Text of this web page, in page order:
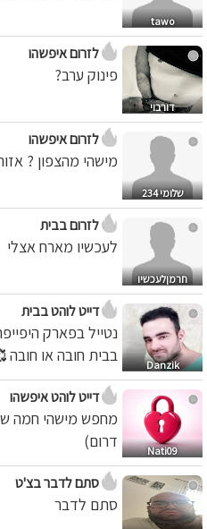
tawo
דורבוי
לזרום איפשהו
פינוק ערב?
שלומי 234
לזרום איפשהו
מישהי מהצפון ?
חרמןלעכשיו
לזרום בבית
לעכשיו מארח אצלי
Danzik
דייט לוהט בבית
נטייל בפארק
בבית חובה או חובה
Nati09
דייט לוהט איפשהו
מחפש מישהי חמה
דרום)
סתם לדבר בצ'ט
סתם לדבר